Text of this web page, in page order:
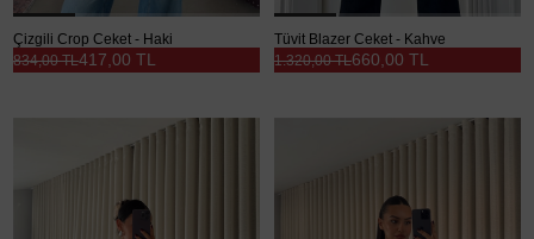
Çizgili Crop Ceket - Haki
417,00 TL
834,00 TL
Tüvit Blazer Ceket - Kahve
660,00 TL
1.320,00 TL